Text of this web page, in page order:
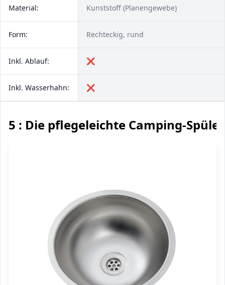
Material: Kunststoff (Planengewebe)
Form: Rechteckig, rund
Inkl. Ablauf: ❌
Inkl. Wasserhahn: ❌
5 : Die pflegeleichte Camping-Spüle